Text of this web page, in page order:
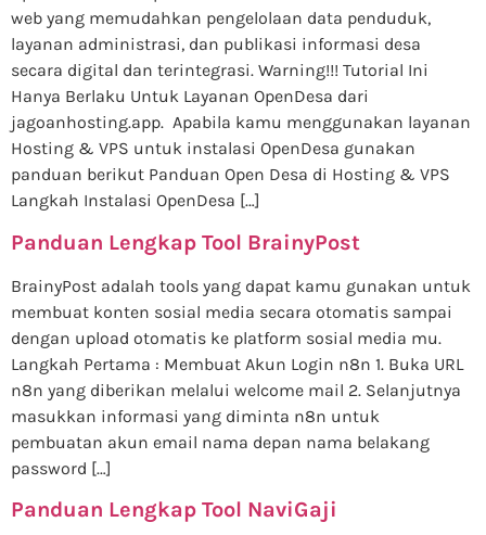
web yang memudahkan pengelolaan data penduduk,
layanan administrasi, dan publikasi informasi desa
secara digital dan terintegrasi. Warning!!! Tutorial Ini
Hanya Berlaku Untuk Layanan OpenDesa dari
jagoanhosting.app. Apabila kamu menggunakan layanan
Hosting & VPS untuk instalasi OpenDesa gunakan
panduan berikut Panduan Open Desa di Hosting & VPS
Langkah Instalasi OpenDesa […]
Panduan Lengkap Tool BrainyPost
BrainyPost adalah tools yang dapat kamu gunakan untuk
membuat konten sosial media secara otomatis sampai
dengan upload otomatis ke platform sosial media mu.
Langkah Pertama : Membuat Akun Login n8n 1. Buka URL
n8n yang diberikan melalui welcome mail 2. Selanjutnya
masukkan informasi yang diminta n8n untuk
pembuatan akun email nama depan nama belakang
password […]
Panduan Lengkap Tool NaviGaji